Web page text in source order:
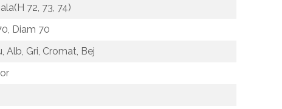
72, 73, 74)
Diam 70
Alb, Gri, Cromat, Bej